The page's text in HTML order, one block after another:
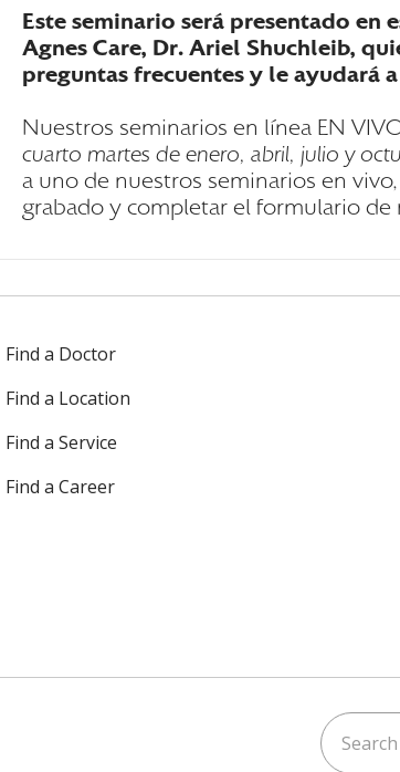
Este seminario será presentado
Agnes Care, Dr. Ariel Shuchleib,
preguntas frecuentes y le ayudará
Nuestros seminarios en línea EN
cuarto martes de enero, abril, julio y
a uno de nuestros seminarios en
grabado y completar el formulario de
Find a Doctor
Find a Location
Find a Service
Find a Career
YouTube
us on X Search